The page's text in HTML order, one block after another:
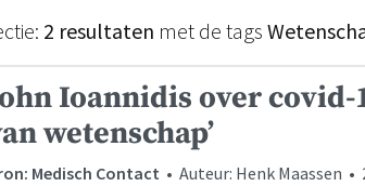
2 resultaten met de tags
Ioannidis over covid-
wetenschap’
Medisch Contact • Auteur: Henk Maassen